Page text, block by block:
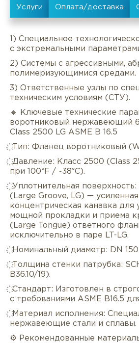
Описание
Услуги Оплата/
1) Специальное
с экстремальными
2) Системы с агрессивными,
полимеризующимися средами.
3) Ответственные узлы по
техническим условиям (СТУ).
🔹 Ключевые технические
воротниковый нержавеющий
Class 2500 LG ASME B 16.5
҉ Тип: Фланец воротниковый
҉ Давление: Класс 2500 (Class
при 100°F / ~38°C).
҉ Уплотнительная
(Large Groove, LG) — усиленная
концентрическая канавка для
мощной прокладки и приема
(Large Tongue) ответного
исключительно в паре LT-LG.
҉ Номинальный диаметр: DN
҉ Толщина стенки патрубка:
B36.10/19).
҉ Стандарт: Изготовлен в
с требованиями ASME B16.5
҉ Материал исполнения:
нержавеющие стали и сплавы.
⚙️ Рекомендованные